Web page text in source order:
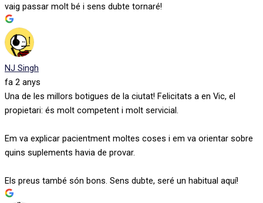
vaig passar molt bé i sens dubte tornaré!
NJ Singh
fa 2 anys
Una de les millors botigues de la ciutat! Felicitats a en Vic, el
propietari: és molt competent i molt servicial.
Em va explicar pacientment moltes coses i em va orientar sobre
quins suplements havia de provar.
Els preus també són bons. Sens dubte, seré un habitual aquí!